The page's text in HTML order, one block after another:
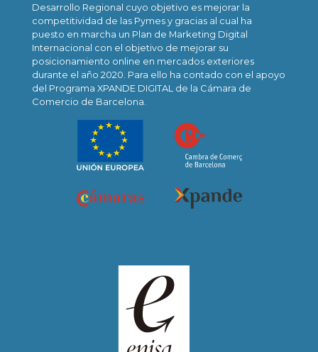
Desarrollo Regional cuyo objetivo es mejorar la
competitividad de las Pymes y gracias al cual ha
puesto en marcha un Plan de Marketing Digital
Internacional con el objetivo de mejorar su
posicionamiento online en mercados exteriores
durante el año 2020. Para ello ha contado con el apoyo
del Programa XPANDE DIGITAL de la Cámara de
Comercio de Barcelona.